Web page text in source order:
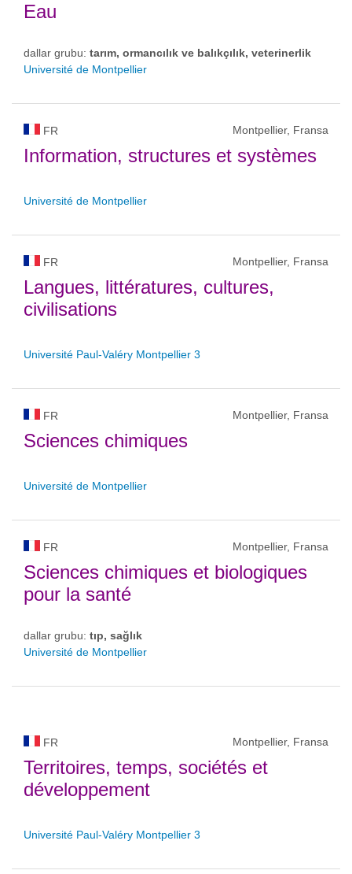
Eau
dallar grubu: tarım, ormancılık ve balıkçılık, veterinerlik
Université de Montpellier
FR Montpellier, Fransa
Information, structures et systèmes
Université de Montpellier
FR Montpellier, Fransa
Langues, littératures, cultures,
civilisations
Université Paul-Valéry Montpellier 3
FR Montpellier, Fransa
Sciences chimiques
Université de Montpellier
FR Montpellier, Fransa
Sciences chimiques et biologiques
pour la santé
dallar grubu: tıp, sağlık
Université de Montpellier
FR Montpellier, Fransa
Territoires, temps, sociétés et
développement
Université Paul-Valéry Montpellier 3